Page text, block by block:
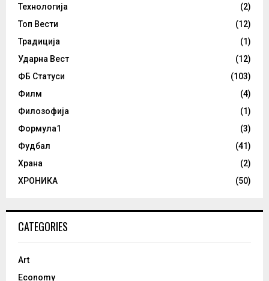
Технологија
(2)
Топ Вести
(12)
Традиција
(1)
Ударна Вест
(12)
ФБ Статуси
(103)
Филм
(4)
Филозофија
(1)
Формула1
(3)
Фудбал
(41)
Храна
(2)
ХРОНИКА
(50)
CATEGORIES
Art
Economy